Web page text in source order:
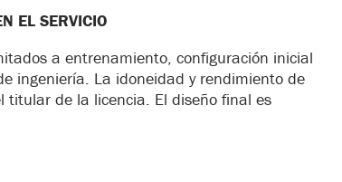
EL SERVICIO
a entrenamiento, configuración inicial
ingeniería. La idoneidad y rendimiento de
de la licencia. El diseño final es